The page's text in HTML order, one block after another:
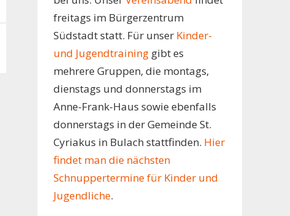
freitags im Bürgerzentrum
Südstadt statt. Für unser Kinder-
und Jugendtraininggibt es
mehrere Gruppen, die montags,
dienstags und donnerstags im
Anne-Frank-Haus sowie ebenfalls
donnerstags in der Gemeinde St.
Cyriakus in Bulach stattfinden. Hier
findet man die nächsten
Schnuppertermine für Kinder und
Jugendliche.